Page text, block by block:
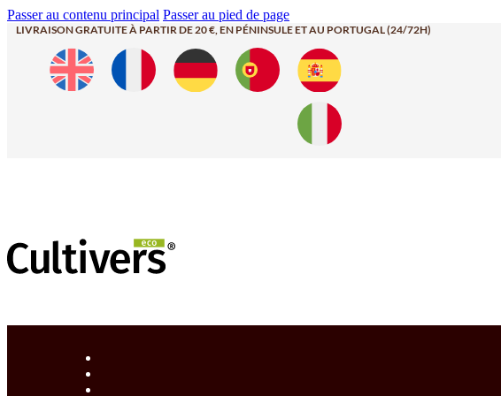
Passer au contenu principal Passer au pied de page
LIVRAISON GRATUITE À PARTIR DE 20 €, EN PÉNINSULE ET AU PORTUGAL (24/72H)